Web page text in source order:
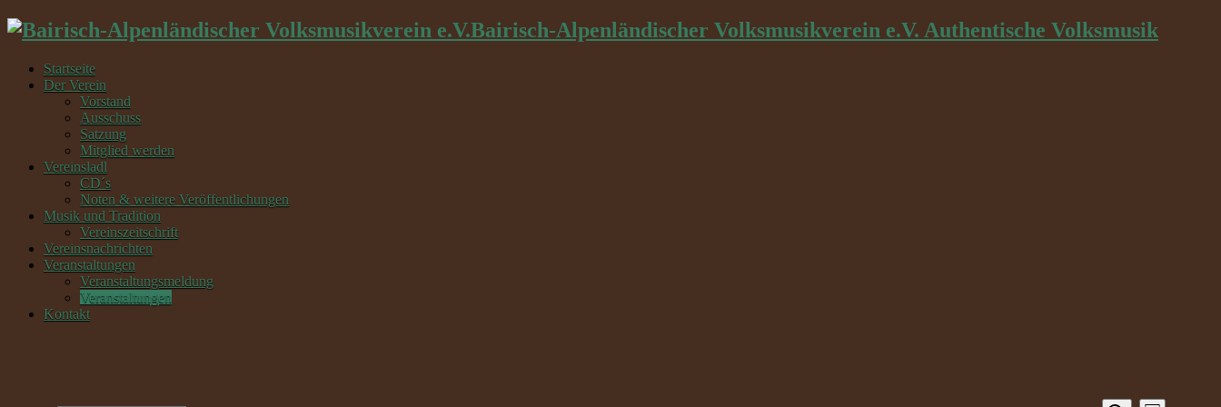
Bairisch-Alpenländischer Volksmusikverein e.V. Authentische Volksmusik
Startseite
Der Verein
Vorstand
Ausschuss
Satzung
Mitglied werden
Vereinsladl
CD´s
Noten & weitere Veröffentlichungen
Musik und Tradition
Vereinszeitschrift
Vereinsnachrichten
Veranstaltungen
Veranstaltungsmeldung
Veranstaltungen
Kontakt